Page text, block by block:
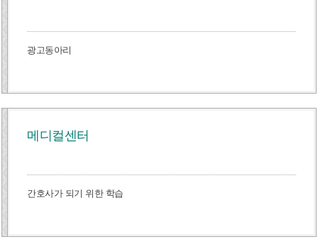
광고동아리
메디컬센터
간호사가 되기 위한 학습